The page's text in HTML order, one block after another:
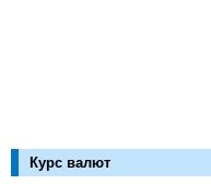
Курс валют